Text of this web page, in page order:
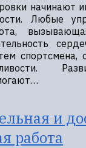
начинают
Любые
спортсмена,
и
работа